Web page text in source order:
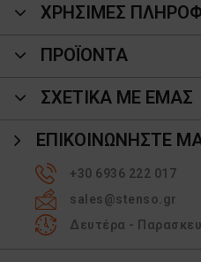
ΧΡΗΣΙΜΕΣ
ΠΡΟΪΌΝΤΑ
ΣΧΕΤΙΚΑ ΜΕ ΕΜΑΣ
ΕΠΙΚΟΙΝΩΝΉΣΤΕ
+30 6936 222 017
sales@stenso.gr
Δευτέρα -